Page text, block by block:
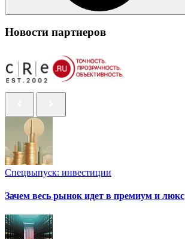
Новости партнеров
Спецвыпуск: инвестиции
Зачем весь рынок идет в премиум и люкс